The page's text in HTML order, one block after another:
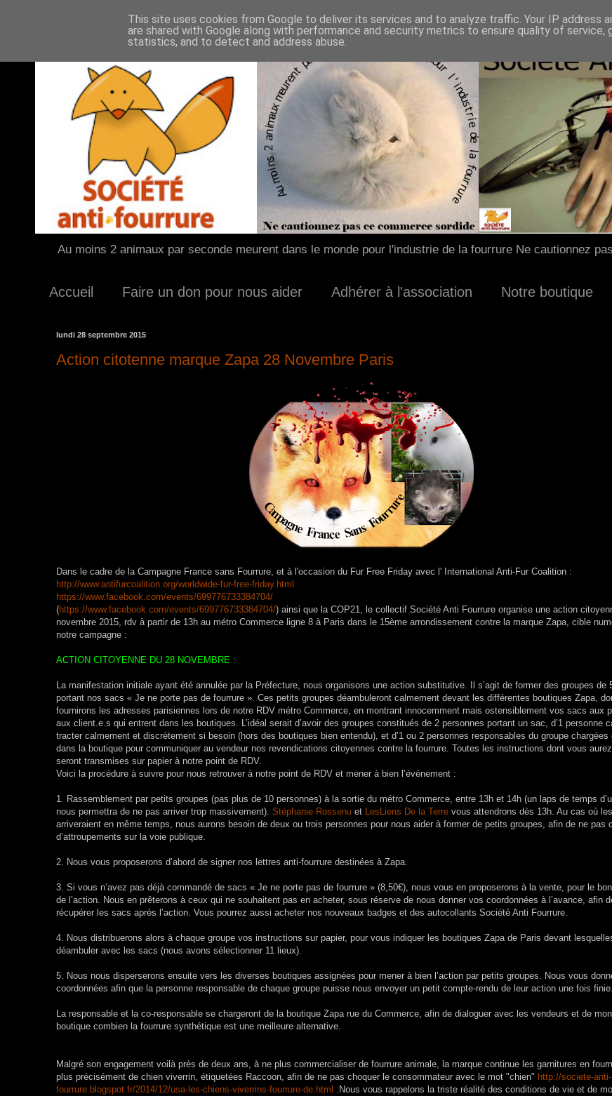
Au moins 2 animaux par seconde meurent dans le monde pour l'industrie de la fourrure Ne cautionnez
Accueil Faire un don pour nous aider Adhérer à l'association Notre boutique
lundi 28 septembre 2015
Action citotenne marque Zapa 28 Novembre Paris
Dans le cadre de la Campagne France sans Fourrure, et à l'occasion du Fur Free Friday avec l' International Anti-Fur Coalition :
http://www.antifurcoalition.org/worldwide-fur-free-friday.html
https://www.facebook.com/events/699776733384704/
(https://www.facebook.com/events/699776733384704/) ainsi que la COP21, le collectif Société Anti Fourrure organise une action
novembre 2015, rdv à partir de 13h au métro Commerce ligne 8 à Paris dans le 15ème arrondissement contre la marque Zapa, cible
notre campagne :
ACTION CITOYENNE DU 28 NOVEMBRE :
La manifestation initiale ayant été annulée par la Préfecture, nous organisons une action substitutive. Il s’agit de former des groupes de
portant nos sacs « Je ne porte pas de fourrure ». Ces petits groupes déambuleront calmement devant les différentes boutiques Zapa,
fournirons les adresses parisiennes lors de notre RDV métro Commerce, en montrant innocemment mais ostensiblement vos sacs aux
aux client.e.s qui entrent dans les boutiques. L’idéal serait d’avoir des groupes constitués de 2 personnes portant un sac, d’1 personne
tracter calmement et discrètement si besoin (hors des boutiques bien entendu), et d’1 ou 2 personnes responsables du groupe chargées
dans la boutique pour communiquer au vendeur nos revendications citoyennes contre la fourrure. Toutes les instructions dont vous
seront transmises sur papier à notre point de RDV.
Voici la procédure à suivre pour nous retrouver à notre point de RDV et mener à bien l’événement :
1. Rassemblement par petits groupes (pas plus de 10 personnes) à la sortie du métro Commerce, entre 13h et 14h (un laps de temps
nous permettra de ne pas arriver trop massivement). Stéphanie Rossenu et LesLiens De la Terre vous attendrons dès 13h. Au cas où
arriveraient en même temps, nous aurons besoin de deux ou trois personnes pour nous aider à former de petits groupes, afin de ne pas
d’attroupements sur la voie publique.
2. Nous vous proposerons d’abord de signer nos lettres anti-fourrure destinées à Zapa.
3. Si vous n’avez pas déjà commandé de sacs « Je ne porte pas de fourrure » (8,50€), nous vous en proposerons à la vente, pour le
de l’action. Nous en prêterons à ceux qui ne souhaitent pas en acheter, sous réserve de nous donner vos coordonnées à l’avance, afin
récupérer les sacs après l’action. Vous pourrez aussi acheter nos nouveaux badges et des autocollants Société Anti Fourrure.
4. Nous distribuerons alors à chaque groupe vos instructions sur papier, pour vous indiquer les boutiques Zapa de Paris devant
déambuler avec les sacs (nous avons sélectionner 11 lieux).
5. Nous nous disperserons ensuite vers les diverses boutiques assignées pour mener à bien l’action par petits groupes. Nous vous
coordonnées afin que la personne responsable de chaque groupe puisse nous envoyer un petit compte-rendu de leur action une fois finie.
La responsable et la co-responsable se chargeront de la boutique Zapa rue du Commerce, afin de dialoguer avec les vendeurs et de
boutique combien la fourrure synthétique est une meilleure alternative.
Malgré son engagement voilà près de deux ans, à ne plus commercialiser de fourrure animale, la marque continue les garnitures en
plus précisément de chien viverrin, étiquetées Raccoon, afin de ne pas choquer le consommateur avec le mot "chien" http://societe-anti-
fourrure.blogspot.fr/2014/12/usa-les-chiens-viverrins-fourrure-de.html .Nous vous rappelons la triste réalité des conditions de vie et de
This site uses cookies from Google to deliver its services and to analyze traffic. Your IP address
are shared with Google along with performance and security metrics to ensure quality of service,
statistics, and to detect and address abuse.